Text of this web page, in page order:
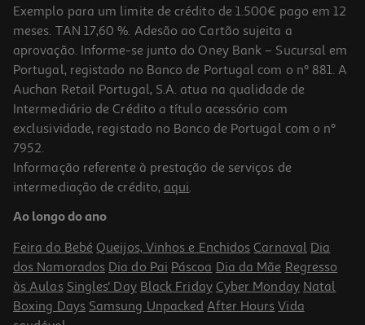
Exemplo para um limite de crédito de 1.500€ pago em 12
meses. TAN 17,60 %. Adesão ao Cartão sujeita a
aprovação. Informe-se junto do Oney Bank – Sucursal em
Portugal, registado no Banco de Portugal com o nº 881. A
Auchan Retail Portugal, S.A. atua na qualidade de
Intermediário de Crédito a título acessório com
exclusividade, registado no Banco de Portugal com o nº
7952.
Informação referente à prestação de serviços de
intermediação de crédito, aqui.
Ao longo do ano
Feira do Bebé Queijos, Vinhos e Enchidos Carnaval Dia
dos Namorados Dia do Pai Páscoa Dia da Mãe Regresso
às Aulas Singles' Day Black Friday Cyber Monday Natal
Boxing Days Samsung Unpacked After Hours Vida